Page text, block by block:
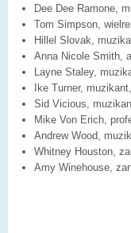
Dee Dee Ramone,
Tom Simpson,
Hillel Slovak,
Anna Nicole Smith,
Layne Staley,
Ike Turner,
Sid Vicious,
Mike Von Erich,
Andrew Wood,
Whitney Houston,
Amy Winehouse,